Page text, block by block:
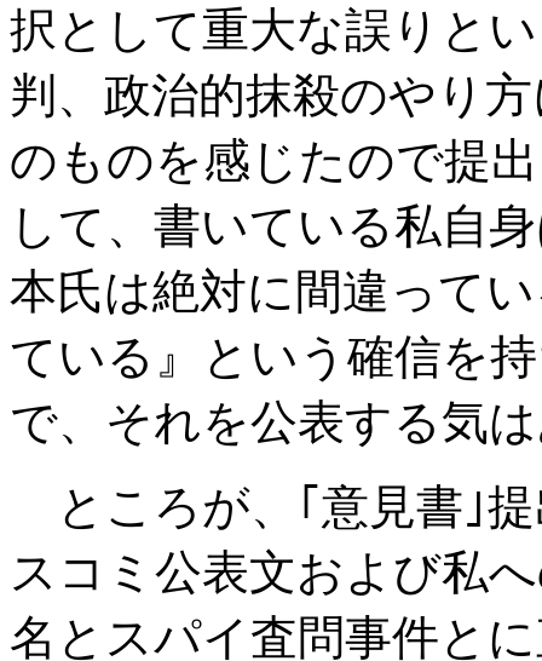
択として重大な誤りと
判、政治的抹殺のやり
のものを感じたので提
して、書いている私自
本氏は絶対に間違って
ている』という確信を
で、それを公表する気
ところが、｢意見書｣
スコミ公表文および私
名とスパイ査問事件と